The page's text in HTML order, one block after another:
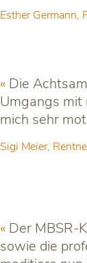
Esther Germann,
Die
Umgangs mit
mich sehr
Sigi Meier,
Der MBSR-
sowie die